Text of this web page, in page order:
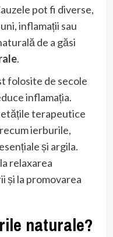
pot fi diverse,
inflamații sau
de a găsi
.
folosite de secole
inflamația.
terapeutice
ierburile,
și argila.
relaxarea
și la promovarea
naturale?